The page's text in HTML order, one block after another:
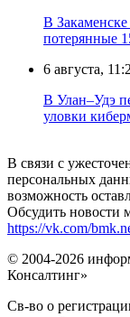
В
потерянные
6 августа,
В Улан–Удэ
уловки
В связи с
персональных
возможность
Обсудить новости
https://vk.com/
© 2004-2026
Консалтинг»
Св-во о